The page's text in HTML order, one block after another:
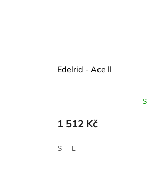
Edelrid - Ace ll
1 512 Kč
S L